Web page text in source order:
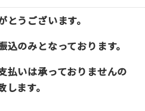
うございます。
のみとなっております。
払いは承っておりませんの
ます。